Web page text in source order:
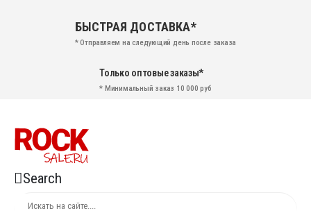
БЫСТРАЯ ДОСТАВКА*
* Отправляем на следующий день после заказа
Только оптовые заказы*
* Минимальный заказ 10 000 руб
Search